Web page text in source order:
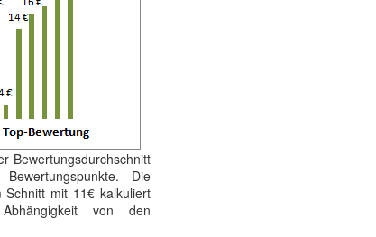
Bewertungsdurchschnitt
Die
mit 11€ kalkuliert
von den